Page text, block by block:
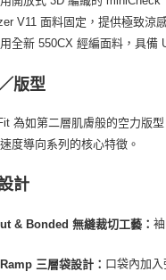
V11 面料固定，提供極致涼
全新 550CX 經編面料，具備
版型
為如第二層肌膚般的空力版
度導向系列的核心特徵。
計
& Bonded 無縫裁切工藝：
三層袋設計： 口袋內加